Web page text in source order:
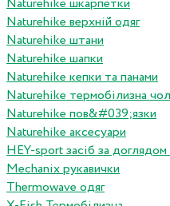
Naturehike шкарпетки
Naturehike верхній одяг
Naturehike штани
Naturehike шапки
Naturehike кепки та панами
Naturehike термобілизна
Naturehike пов&#039;язки
Naturehike аксесуари
HEY-sport засіб за доглядом
Mechanix рукавички
Thermowave одяг